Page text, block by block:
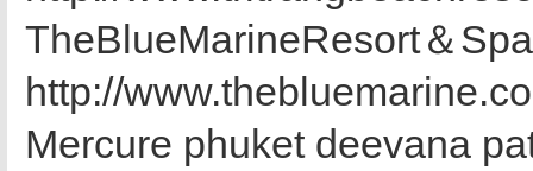
TheBlueMarineResort＆
http://
Mercure phuket deevana